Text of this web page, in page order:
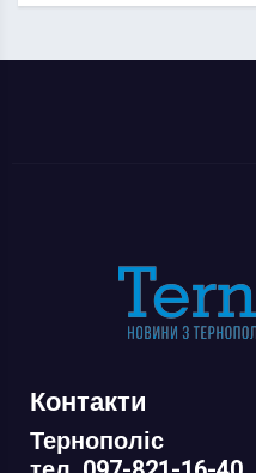
Контакти
Тернополіс